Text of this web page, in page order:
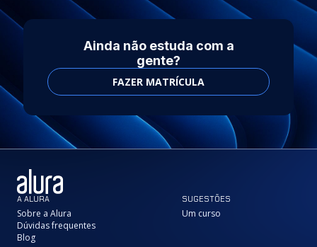
Ainda não estuda com a
gente?
FAZER MATRÍCULA
A ALURA
Sobre a Alura
Dúvidas frequentes
Blog
SUGESTÕES
Um curso